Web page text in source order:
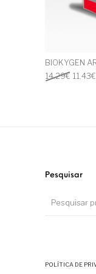
BIOKYGEN
14.29€ O
11.43€
Pesquisar
POLÍTICA DE